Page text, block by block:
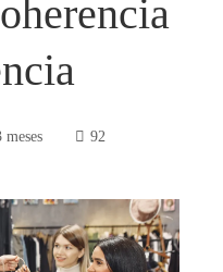
meses 92